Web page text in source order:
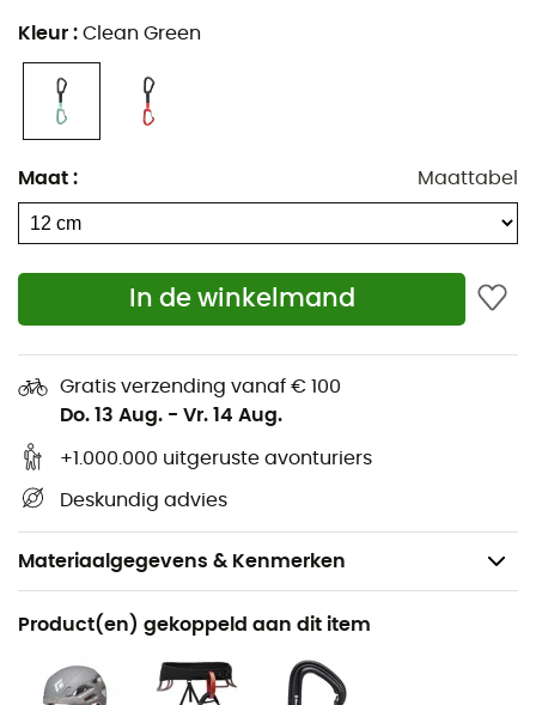
Kleur : Clean Green
Maat : Maattabel
In de winkelmand
Gratis verzending vanaf € 100
Do. 13 Aug. - Vr. 14 Aug.
+1.000.000 uitgeruste avonturiers
Deskundig advies
Materiaalgegevens & Kenmerken
Aanbevolen voor
Bergbeklimmen
Gewicht
Product(en) gekoppeld aan dit item